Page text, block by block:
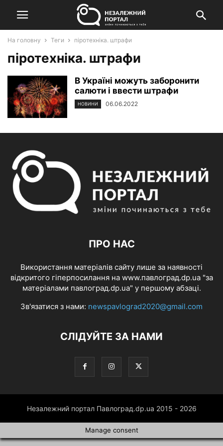
На головну Теги піротехніка. штрафи
піротехніка. штрафи
В Україні можуть заборонити
салюти і ввести штрафи
НОВИНИ 06.06.2022
ПРО НАС
Використання матеріалів сайту лише за наявності
відкритого гіперпосилання на www.павлоград.dp.ua "за
матеріалами павлоград.dp.ua" у першому абзаці.
Зв'язатися з нами: newspavlograd2020@gmail.com
СЛІДУЙТЕ ЗА НАМИ
Незалежний портал Павлоград.dp.ua 2015 - 2026
Manage consent